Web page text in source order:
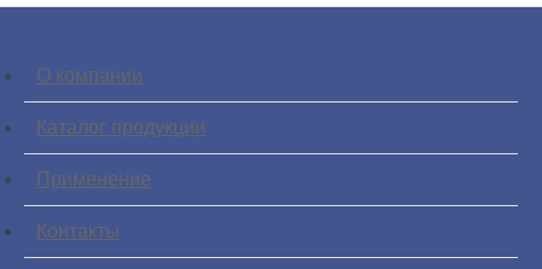
О компании
Каталог продукции
Применение
Контакты